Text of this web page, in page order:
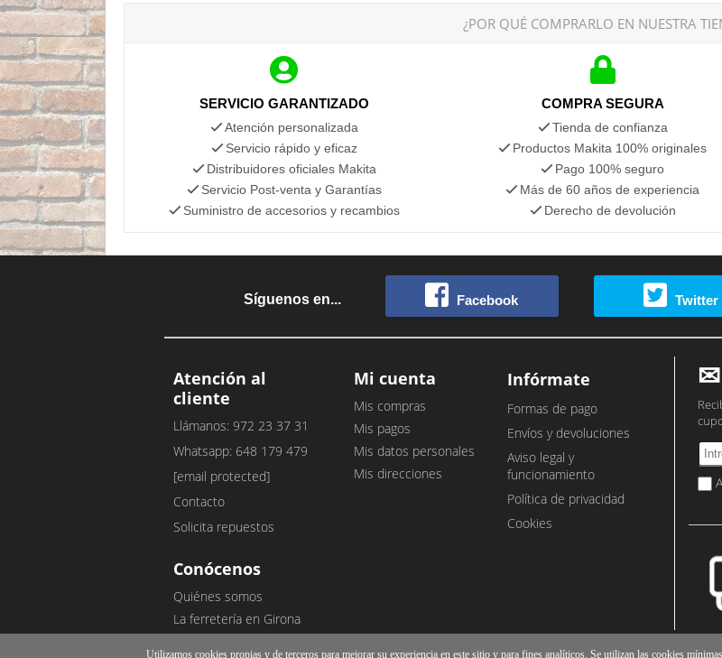
¿POR QUÉ COMPRARLO EN NUESTRA
SERVICIO GARANTIZADO
Atención personalizada
Servicio rápido y eficaz
Distribuidores oficiales Makita
Servicio Post-venta y Garantías
Suministro de accesorios y recambios
COMPRA SEGURA
Tienda de confianza
Productos Makita 100% originales
Pago 100% seguro
Más de 60 años de experiencia
Derecho de devolución
Síguenos en... Facebook Twitter
Atención al
cliente
Llámanos: 972 23 37 31
Whatsapp: 648 179 479
[email protected]
Contacto
Solicita repuestos
Conócenos
Quiénes somos
La ferretería en Girona
Mi cuenta
Mis compras
Mis pagos
Mis datos personales
Mis direcciones
Infórmate
Formas de pago
Envíos y devoluciones
Aviso legal y
funcionamiento
Política de privacidad
Cookies
Utilizamos cookies propias y de terceros para mejorar su experiencia en este sitio y para fines analíticos. Se utilizan las cookies